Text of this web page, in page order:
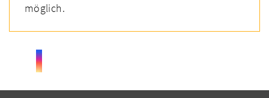
möglich.